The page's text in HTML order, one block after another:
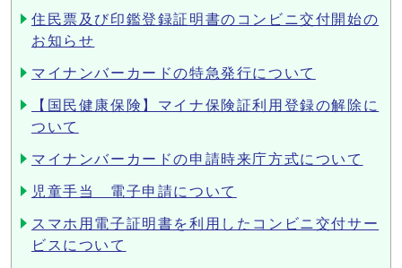
住民票及び印鑑登録証明書のコンビニ交付開始の
お知らせ
マイナンバーカードの特急発行について
【国民健康保険】マイナ保険証利用登録の解除に
ついて
マイナンバーカードの申請時来庁方式について
児童手当 電子申請について
スマホ用電子証明書を利用したコンビニ交付サー
ビスについて